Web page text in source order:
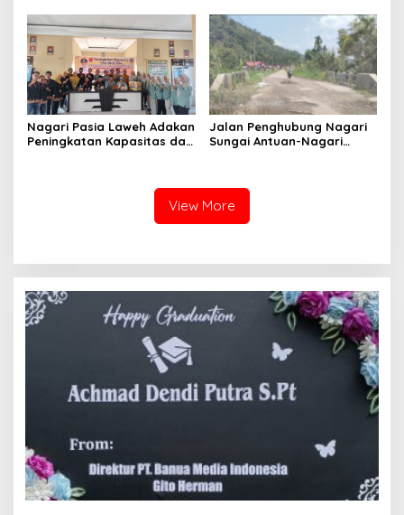
PMR MTsN 7 Agam
Nagari Pasia Laweh Adakan
Peningkatan Kapasitas dan
Jalan Penghubung Nagari
Sungai Antuan-Nagari
View More